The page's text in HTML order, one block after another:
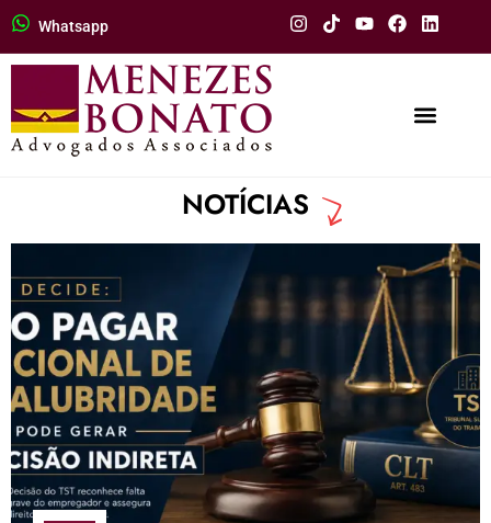
Whatsapp
NOTÍCIAS